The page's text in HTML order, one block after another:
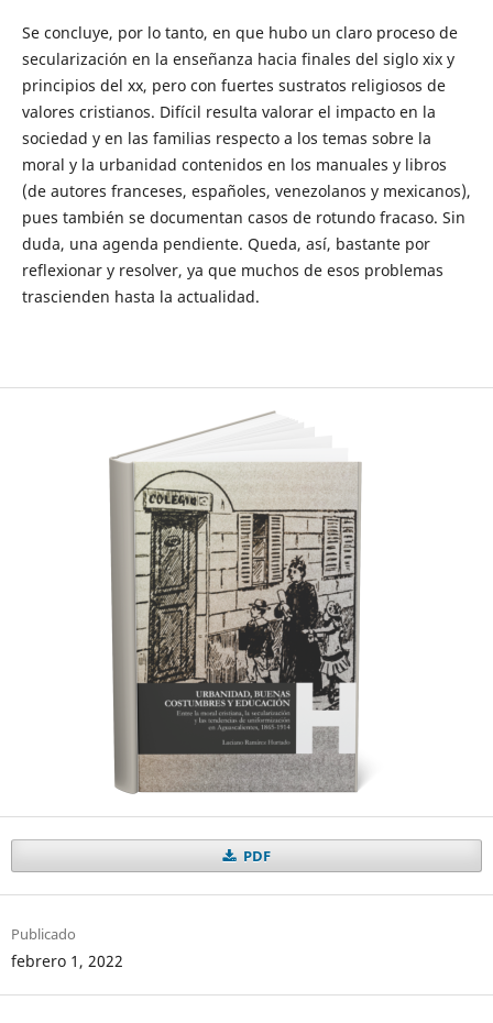
Se concluye, por lo tanto, en que hubo un claro proceso de
secularización en la enseñanza hacia finales del siglo xix y
principios del xx, pero con fuertes sustratos religiosos de
valores cristianos. Difícil resulta valorar el impacto en la
sociedad y en las familias respecto a los temas sobre la
moral y la urbanidad contenidos en los manuales y libros
(de autores franceses, españoles, venezolanos y mexicanos),
pues también se documentan casos de rotundo fracaso. Sin
duda, una agenda pendiente. Queda, así, bastante por
reflexionar y resolver, ya que muchos de esos problemas
trascienden hasta la actualidad.
PDF
Publicado
febrero 1, 2022